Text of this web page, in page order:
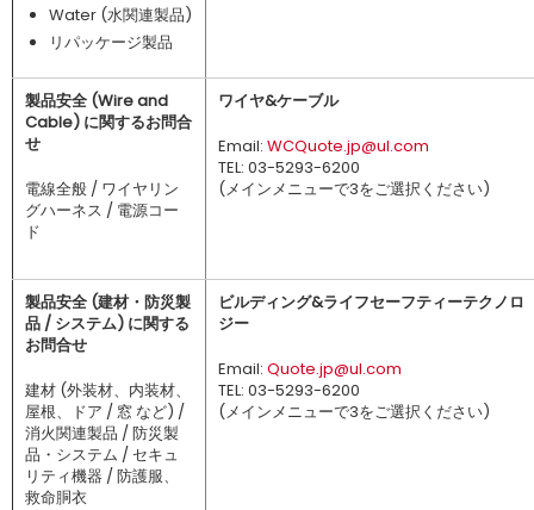
Water (水関連製品)
リパッケージ製品
製品安全 (Wire and
Cable) に関するお問合
せ
電線全般 / ワイヤリン
グハーネス / 電源コー
ド
ワイヤ&ケーブル
Email: WCQuote.jp@ul.com
TEL: 03-5293-6200
(メインメニューで3をご選択ください)
製品安全 (建材・防災製
品 / システム) に関する
お問合せ
建材 (外装材、内装材、
屋根、ドア / 窓 など) /
消火関連製品 / 防災製
品・システム / セキュ
リティ機器 / 防護服、
救命胴衣
ビルディング&ライフセーフティーテクノロ
ジー
Email: Quote.jp@ul.com
TEL: 03-5293-6200
(メインメニューで3をご選択ください)